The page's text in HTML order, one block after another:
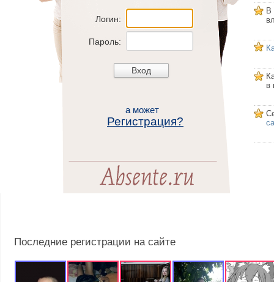
Логин:
Пароль:
а может
Регистрация?
В
в
Последние регистрации на сайте